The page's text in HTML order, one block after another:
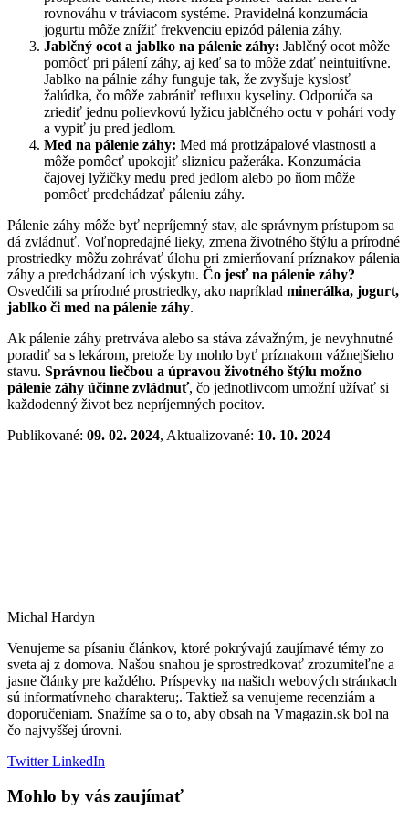
rovnováhu v tráviacom systéme. Pravidelná konzumácia
jogurtu môže znížiť frekvenciu epizód pálenia záhy.
Jablčný ocot a jablko na pálenie záhy: Jablčný ocot môže
pomôcť pri pálení záhy, aj keď sa to môže zdať neintuitívne.
Jablko na pálnie záhy funguje tak, že zvyšuje kyslosť
žalúdka, čo môže zabrániť refluxu kyseliny. Odporúča sa
zriediť jednu polievkovú lyžicu jablčného octu v pohári vody
a vypiť ju pred jedlom.
Med na pálenie záhy: Med má protizápalové vlastnosti a
môže pomôcť upokojiť sliznicu pažeráka. Konzumácia
čajovej lyžičky medu pred jedlom alebo po ňom môže
pomôcť predchádzať páleniu záhy.
Pálenie záhy môže byť nepríjemný stav, ale správnym prístupom sa
dá zvládnuť. Voľnopredajné lieky, zmena životného štýlu a prírodné
prostriedky môžu zohrávať úlohu pri zmierňovaní príznakov pálenia
záhy a predchádzaní ich výskytu. Čo jesť na pálenie záhy?
Osvedčili sa prírodné prostriedky, ako napríklad minerálka, jogurt,
jablko či med na pálenie záhy.
Ak pálenie záhy pretrváva alebo sa stáva závažným, je nevyhnutné
poradiť sa s lekárom, pretože by mohlo byť príznakom vážnejšieho
stavu. Správnou liečbou a úpravou životného štýlu možno
pálenie záhy účinne zvládnuť, čo jednotlivcom umožní užívať si
každodenný život bez nepríjemných pocitov.
Publikované: 09. 02. 2024, Aktualizované: 10. 10. 2024
Michal Hardyn
Venujeme sa písaniu článkov, ktoré pokrývajú zaujímavé témy zo
sveta aj z domova. Našou snahou je sprostredkovať zrozumiteľne a
jasne články pre každého. Príspevky na našich webových stránkach
sú informatívneho charakteru;. Taktiež sa venujeme recenziám a
doporučeniam. Snažíme sa o to, aby obsah na Vmagazin.sk bol na
čo najvyššej úrovni.
TwitterLinkedIn
Mohlo by vás zaujímať